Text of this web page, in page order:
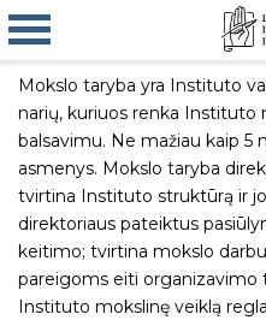
Mokslo taryba yra Instituto
narių, kuriuos renka Instituto
balsavimu. Ne mažiau kaip 5
asmenys. Mokslo taryba
tvirtina Instituto struktūrą ir
direktoriaus pateiktus
keitimo; tvirtina mokslo
pareigoms eiti organizavimo
Instituto mokslinę veiklą